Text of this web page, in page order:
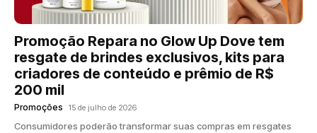
Promoção Repara no Glow Up Dove tem
resgate de brindes exclusivos, kits para
criadores de conteúdo e prêmio de R$
200 mil
Promoções 15 de julho de 2026
Consumidores poderão transformar suas compras em resgates